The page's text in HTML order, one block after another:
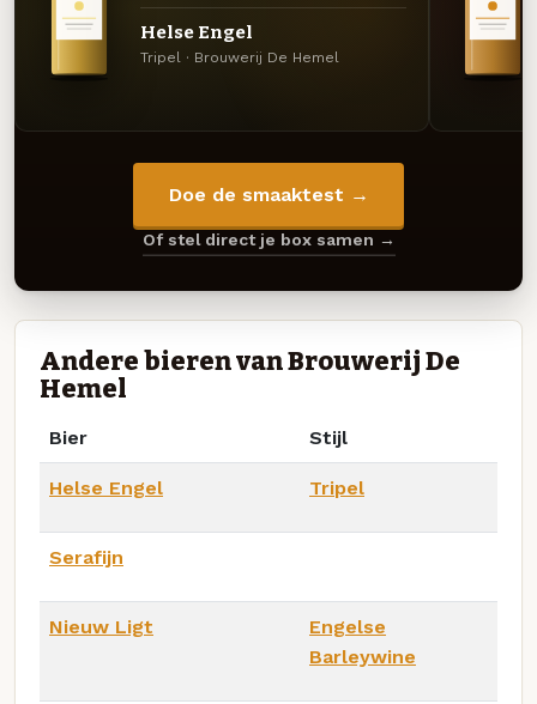
Helse Engel
Tripel · Brouwerij De Hemel
Doe de smaaktest →
Of stel direct je box samen →
Andere bieren van Brouwerij De
Hemel
Bier Stijl
Helse Engel Tripel
Serafijn
Nieuw Ligt
Engelse
Barleywine